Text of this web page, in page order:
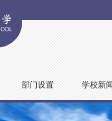
部门设置 学校新